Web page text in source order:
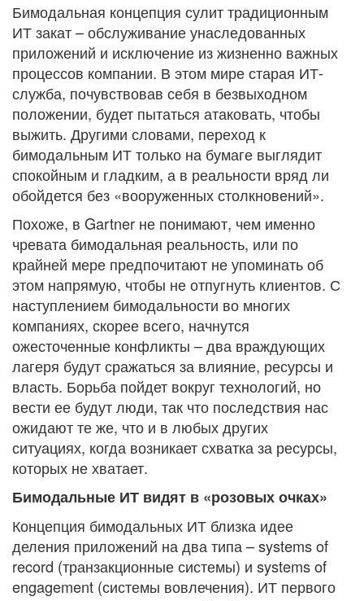
Бимодальная концепция сулит традиционным
ИТ закат – обслуживание унаследованных
приложений и исключение из жизненно важных
процессов компании. В этом мире старая ИТ-
служба, почувствовав себя в безвыходном
положении, будет пытаться атаковать, чтобы
выжить. Другими словами, переход к
бимодальным ИТ только на бумаге выглядит
спокойным и гладким, а в реальности вряд ли
обойдется без «вооруженных столкновений».
Похоже, в Gartner не понимают, чем именно
чревата бимодальная реальность, или по
крайней мере предпочитают не упоминать об
этом напрямую, чтобы не отпугнуть клиентов. С
наступлением бимодальности во многих
компаниях, скорее всего, начнутся
ожесточенные конфликты – два враждующих
лагеря будут сражаться за влияние, ресурсы и
власть. Борьба пойдет вокруг технологий, но
вести ее будут люди, так что последствия нас
ожидают те же, что и в любых других
ситуациях, когда возникает схватка за ресурсы,
которых не хватает.
Бимодальные ИТ видят в «розовых очках»
Концепция бимодальных ИТ близка идее
деления приложений на два типа – systems of
record (транзакционные системы) и systems of
engagement (системы вовлечения). ИТ первого